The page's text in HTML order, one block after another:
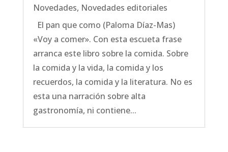
Novedades, Novedades editoriales
El pan que como (Paloma Díaz-Mas)
«Voy a comer». Con esta escueta frase
arranca este libro sobre la comida. Sobre
la comida y la vida, la comida y los
recuerdos, la comida y la literatura. No es
esta una narración sobre alta
gastronomía, ni contiene...